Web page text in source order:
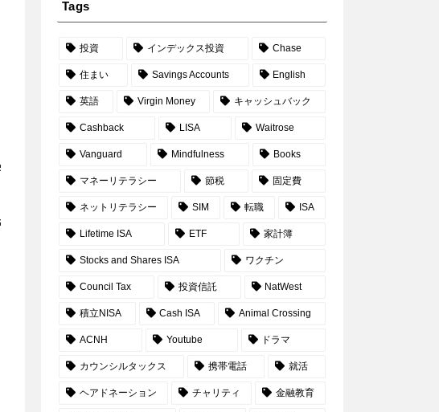
Tags
投資 インデックス投資 Chase
住まい Savings Accounts English
英語 Virgin Money キャッシュバック
Cashback LISA Waitrose
Vanguard Mindfulness Books
マネーリテラシー 節税 固定費
ネットリテラシー SIM 転職 ISA
Lifetime ISA ETF 家計簿
Stocks and Shares ISA ワクチン
Council Tax 投資信託 NatWest
積立NISA Cash ISA Animal Crossing
ACNH Youtube ドラマ
カウンシルタックス 携帯電話 就活
ヘアドネーション チャリティ 金融教育